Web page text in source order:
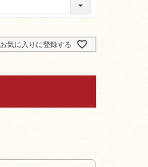
お気に入りに登録する